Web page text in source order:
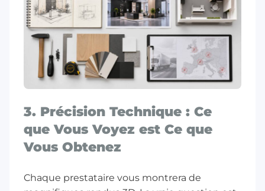
3. Précision Technique : Ce
que Vous Voyez est Ce que
Vous Obtenez
Chaque prestataire vous montrera de